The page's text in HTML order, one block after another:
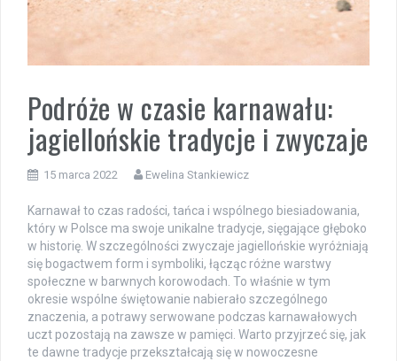
Podróże w czasie karnawału:
jagiellońskie tradycje i zwyczaje
15 marca 2022 Ewelina Stankiewicz
Karnawał to czas radości, tańca i wspólnego biesiadowania,
który w Polsce ma swoje unikalne tradycje, sięgające głęboko
w historię. W szczególności zwyczaje jagiellońskie wyróżniają
się bogactwem form i symboliki, łącząc różne warstwy
społeczne w barwnych korowodach. To właśnie w tym
okresie wspólne świętowanie nabierało szczególnego
znaczenia, a potrawy serwowane podczas karnawałowych
uczt pozostają na zawsze w pamięci. Warto przyjrzeć się, jak
te dawne tradycje przekształcają się w nowoczesne